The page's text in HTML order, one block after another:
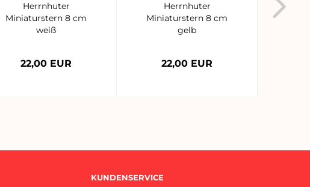
Herrnhuter
Miniaturstern 8 cm
weiß
22,00 EUR
Herrnhuter
Miniaturstern 8 cm
gelb
22,00 EUR
KUNDENSERVICE